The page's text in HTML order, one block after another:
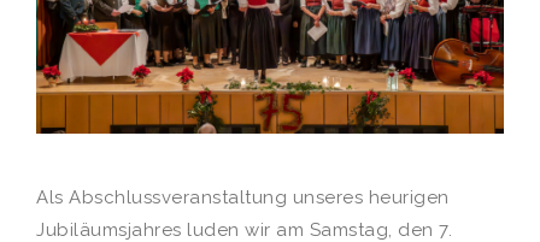
Als Abschlussveranstaltung unseres heurigen
Jubiläumsjahres luden wir am Samstag, den 7.